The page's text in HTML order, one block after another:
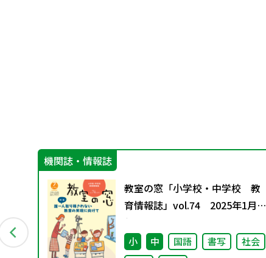
機関誌・情報誌
教室の窓「小学校・中学校 教
育情報誌」vol.74 2025年1月発
行
小 中 国語 書写
社会